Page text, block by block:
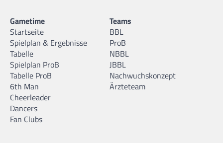
Gametime
Startseite
Spielplan & Ergebnisse
Tabelle
Spielplan ProB
Tabelle ProB
6th Man
Cheerleader
Dancers
Fan Clubs
Teams
BBL
ProB
NBBL
JBBL
Nachwuchskonzept
Ärzteteam